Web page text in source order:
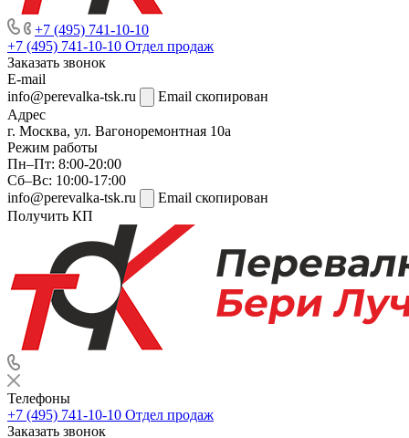
+7 (495) 741-10-10
+7 (495) 741-10-10 Отдел продаж
Заказать звонок
E-mail
info@perevalka-tsk.ru
Email скопирован
Адрес
г. Москва, ул. Вагоноремонтная 10а
Режим работы
Пн–Пт: 8:00-20:00
Сб–Вс: 10:00-17:00
info@perevalka-tsk.ru
Email скопирован
Получить КП
Телефоны
+7 (495) 741-10-10 Отдел продаж
Заказать звонок